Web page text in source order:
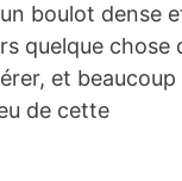
boulot dense
quelque chose
et beaucoup
de cette